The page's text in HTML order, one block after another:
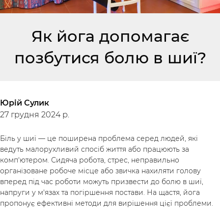
Як йога допомагає
позбутися болю в шиї?
Юрій Сулик
27 грудня 2024 р.
Біль у шиї — це поширена проблема серед людей, які
ведуть малорухливий спосіб життя або працюють за
комп'ютером. Сидяча робота, стрес, неправильно
організоване робоче місце або звичка нахиляти голову
вперед під час роботи можуть призвести до болю в шиї,
напруги у м'язах та погіршення постави. На щастя, йога
пропонує ефективні методи для вирішення цієї проблеми.